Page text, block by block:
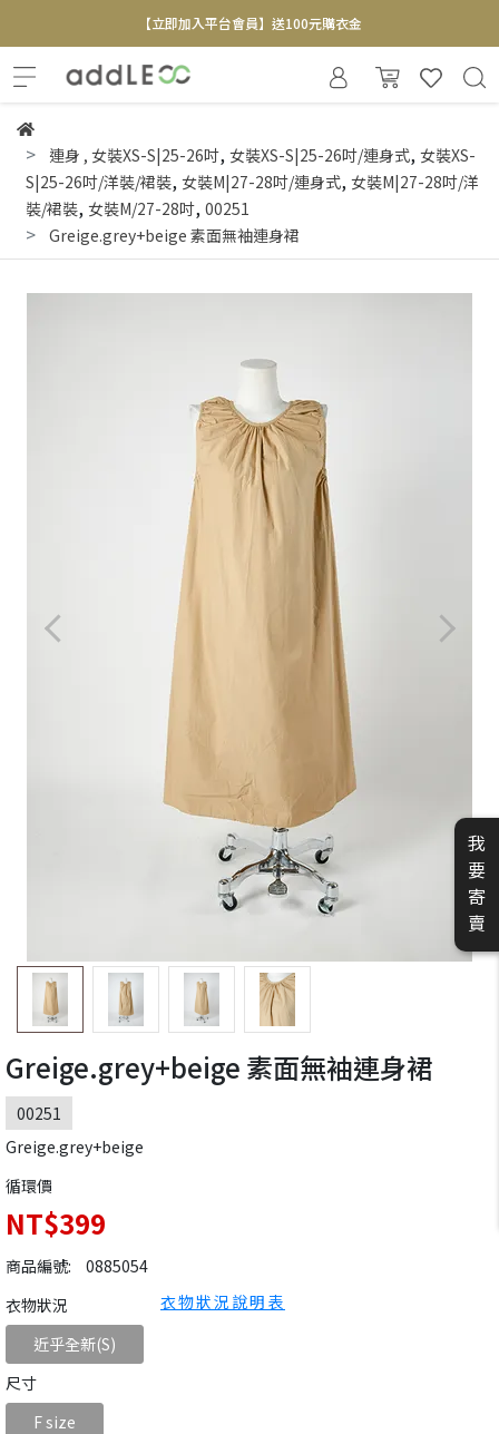
【立即加入平台會員】送100元購衣金
全新寄賣服務即將上線 敬請期待
連身 , 女裝XS-S|25-26吋, 女裝XS-S|25-26吋/連身式, 女裝XS-
S|25-26吋/洋裝/裙裝, 女裝M|27-28吋/連身式, 女裝M|27-28吋/洋
裝/裙裝, 女裝M/27-28吋, 00251
Greige.grey+beige 素面無袖連身裙
Greige.grey+beige 素面無袖連身裙
00251
Greige.grey+beige
循環價
NT$399
商品編號:
0885054
衣物狀況
近乎全新(S)
尺寸
F size
衣物狀況說明表
我
要
寄
賣